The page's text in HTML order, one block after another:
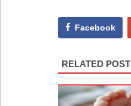
Facebook
RELATED